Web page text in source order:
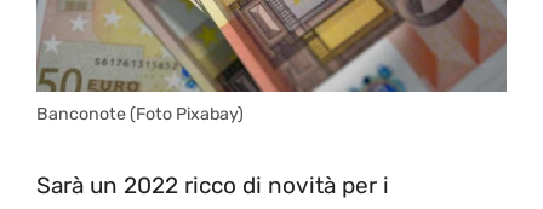
Banconote (Foto Pixabay)
Sarà un 2022 ricco di novità per i